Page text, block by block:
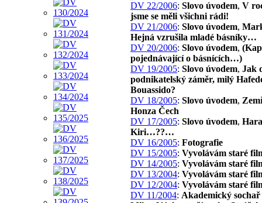
DV 22/2006: Slovo úvodem, V
jsme se měli všichni rádi!
DV 21/2006: Slovo úvodem,
Hejná vzrušila mladé básníky…
DV 20/2006: Slovo úvodem,
pojednávající o básnících…)
DV 19/2005: Slovo úvodem, Jak
podnikatelský záměr, milý
Bouassido?
DV 18/2005: Slovo úvodem,
Honza Čech
DV 17/2005: Slovo úvodem, Hara
Kiri…??…
DV 16/2005: Fotografie
DV 15/2005: Vyvolávám staré
DV 14/2005: Vyvolávám staré
DV 13/2004: Vyvolávám staré
DV 12/2004: Vyvolávám staré
DV 11/2004: Akademický sochař